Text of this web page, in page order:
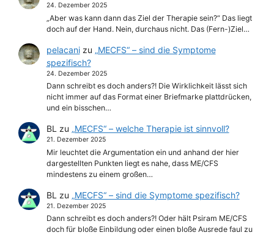
24. Dezember 2025
„Aber was kann dann das Ziel der Therapie sein?“ Das liegt
doch auf der Hand. Nein, durchaus nicht. Das (Fern-)Ziel…
pelacanizu „MECFS“ – sind die Symptome
spezifisch?
24. Dezember 2025
Dann schreibt es doch anders?! Die Wirklichkeit lässt sich
nicht immer auf das Format einer Briefmarke plattdrücken,
und ein bisschen…
BL zu „MECFS“ – welche Therapie ist sinnvoll?
21. Dezember 2025
Mir leuchtet die Argumentation ein und anhand der hier
dargestellten Punkten liegt es nahe, dass ME/CFS
mindestens zu einem großen…
BL zu „MECFS“ – sind die Symptome spezifisch?
21. Dezember 2025
Dann schreibt es doch anders?! Oder hält Psiram ME/CFS
doch für bloße Einbildung oder einen bloße Ausrede faul zu